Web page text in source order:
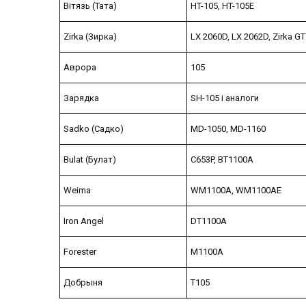
Вітязь (Тата) HT-105, HT-105E
Zirka (Зирка) LX 2060D, LX 2062D, Zirka
Аврора 105
Зарядка SH-105 і аналоги
Sadko (Садко) MD-1050, MD-1160
Bulat (Булат) C653P, BT1100A
Weima WM1100A, WM1100AE
Iron Angel DT1100A
Forester M1100A
Добрыня T105